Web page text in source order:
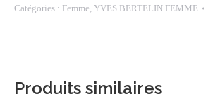
1
Catégories : Femme, YVES BERTELIN FEMME
Produits similaires